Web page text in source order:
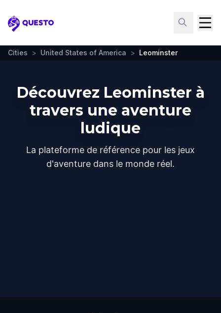
Questo
Cities > United States of America > Leominster
Découvrez Leominster à
travers une aventure
ludique
La plateforme de référence pour les jeux
d'aventure dans le monde réel.